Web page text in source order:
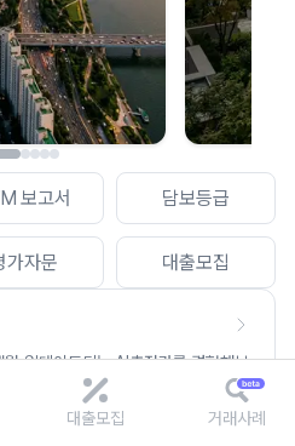
보고서 담보등급
가자문 대출모집
업데이트되는 AI추정가를 경험해보
대출모집 거래사례